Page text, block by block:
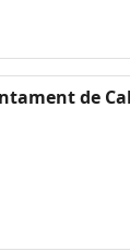
de